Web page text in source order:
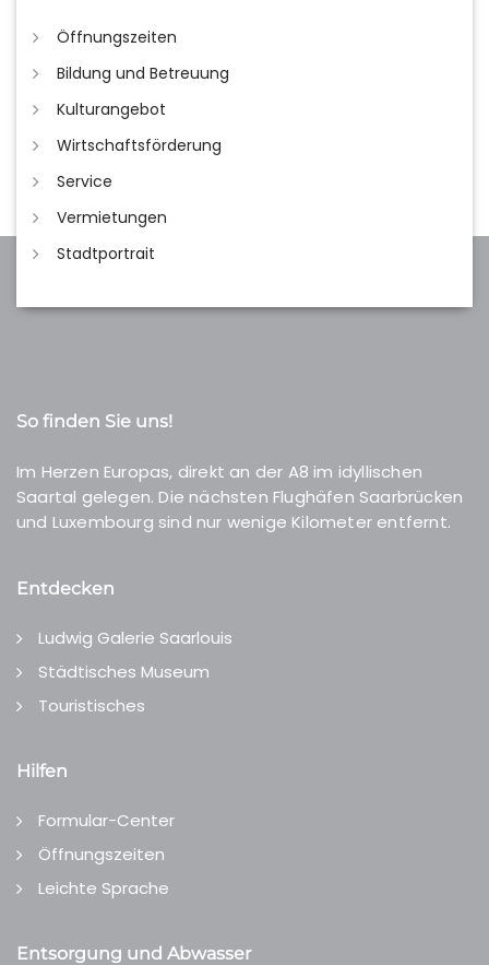
Öffnungszeiten
Bildung und Betreuung
Kulturangebot
Wirtschaftsförderung
Service
Vermietungen
Stadtportrait
So finden Sie uns!
Im Herzen Europas, direkt an der A8 im idyllischen
Saartal gelegen. Die nächsten Flughäfen Saarbrücken
und Luxembourg sind nur wenige Kilometer entfernt.
Entdecken
Ludwig Galerie Saarlouis
Städtisches Museum
Touristisches
Hilfen
Formular-Center
Öffnungszeiten
Leichte Sprache
Entsorgung und Abwasser